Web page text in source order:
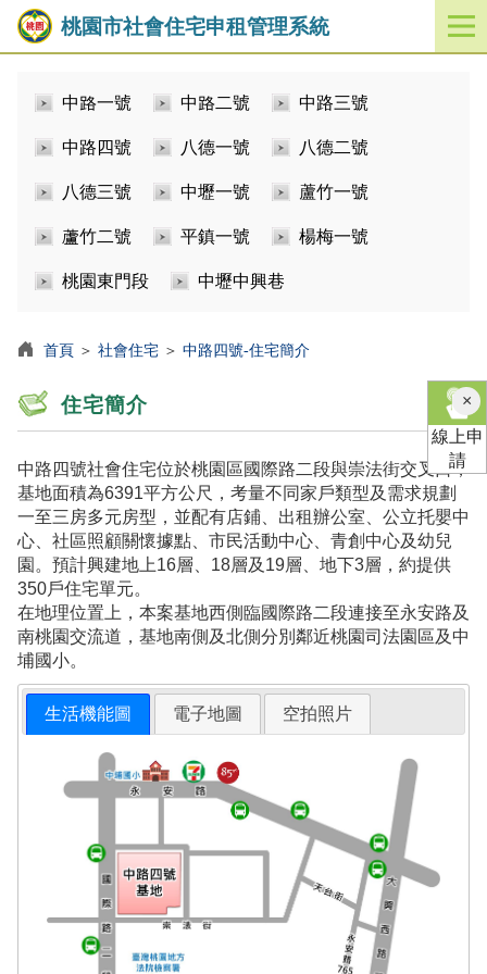
桃園市社會住宅申租管理系統
開
啟
中路一號 中路二號 中路三號
中路四號 八德一號 八德二號
八德三號 中壢一號 蘆竹一號
蘆竹二號 平鎮一號 楊梅一號
桃園東門段 中壢中興巷
首頁 ＞ 社會住宅 ＞ 中路四號-住宅簡介
住宅簡介
中路四號社會住宅位於桃園區國際路二段與崇法街交叉口，
基地面積為6391平方公尺，考量不同家戶類型及需求規劃
一至三房多元房型，並配有店鋪、出租辦公室、公立托嬰中
心、社區照顧關懷據點、市民活動中心、青創中心及幼兒
園。預計興建地上16層、18層及19層、地下3層，約提供
350戶住宅單元。
在地理位置上，本案基地西側臨國際路二段連接至永安路及
南桃園交流道，基地南側及北側分別鄰近桃園司法園區及中
埔國小。
生活機能圖 電子地圖 空拍照片
×關
閉
線上申
請